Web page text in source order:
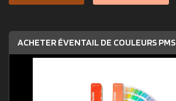
ACHETER ÉVENTAIL DE COULEURS PMS